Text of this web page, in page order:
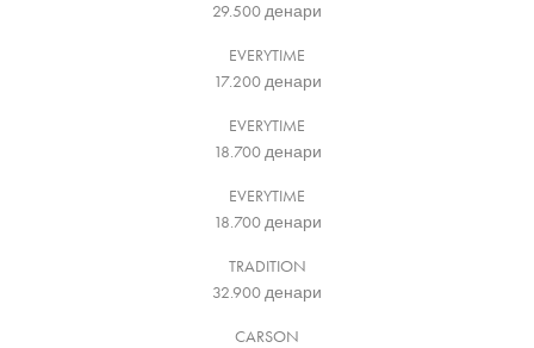
29.500денари
EVERYTIME
17.200денари
EVERYTIME
18.700денари
EVERYTIME
18.700денари
TRADITION
32.900денари
CARSON